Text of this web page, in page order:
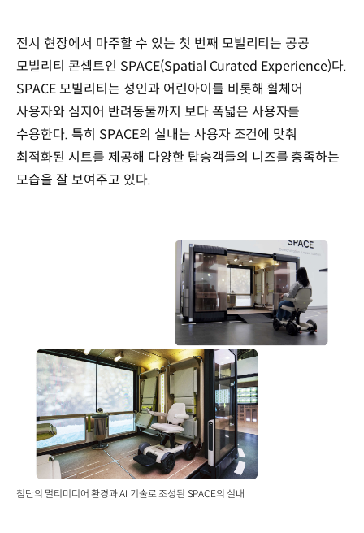
전시 현장에서 마주할 수 있는 첫 번째 모빌리티는 공공
모빌리티 콘셉트인 SPACE(Spatial Curated Experience)다.
SPACE 모빌리티는 성인과 어린아이를 비롯해 휠체어
사용자와 심지어 반려동물까지 보다 폭넓은 사용자를
수용한다. 특히 SPACE의 실내는 사용자 조건에 맞춰
최적화된 시트를 제공해 다양한 탑승객들의 니즈를 충족하는
모습을 잘 보여주고 있다.
첨단의 멀티미디어 환경과 AI 기술로 조성된 SPACE의 실내